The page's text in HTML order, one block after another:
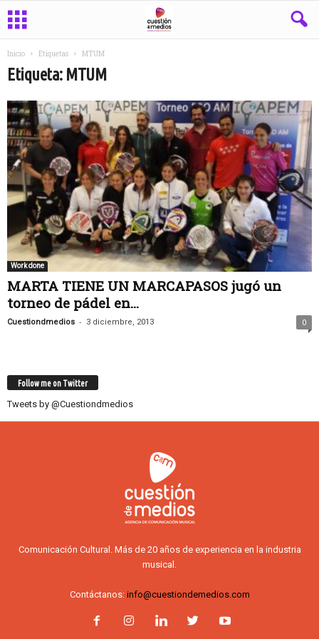
Inicio Etiquetas MTUM
Etiqueta: MTUM
Work done
MARTA TIENE UN MARCAPASOS jugó un
torneo de pádel en...
Cuestiondmedios - 3 diciembre, 2013 0
Follow me on Twitter
Tweets by @Cuestiondmedios
Comunicación Cultural. Más de 20 años de experiencia en la industria
musical.
Contáctanos: info@cuestiondemedios.com